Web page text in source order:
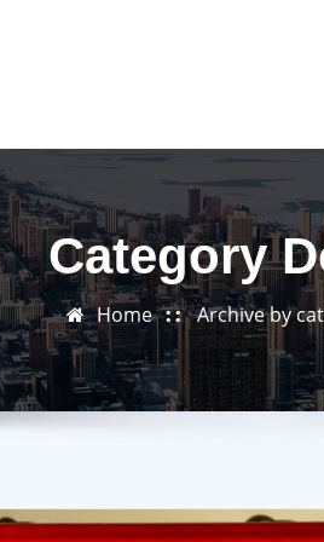
Category
Home Archive by